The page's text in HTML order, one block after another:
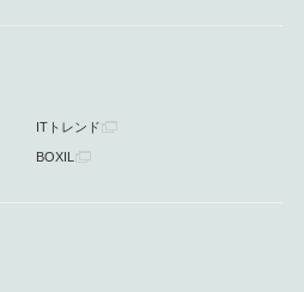
ITトレンド
BOXIL